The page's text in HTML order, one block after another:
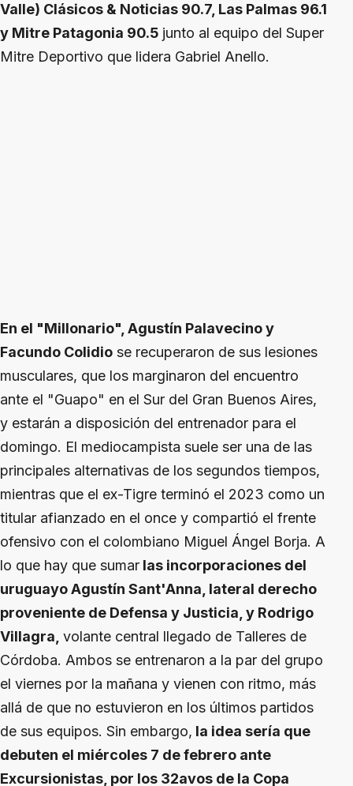
Valle) Clásicos & Noticias 90.7, Las Palmas 96.1
y Mitre Patagonia 90.5 junto al equipo del Super
Mitre Deportivo que lidera Gabriel Anello.
En el "Millonario", Agustín Palavecino y
Facundo Colidio se recuperaron de sus lesiones
musculares, que los marginaron del encuentro
ante el "Guapo" en el Sur del Gran Buenos Aires,
y estarán a disposición del entrenador para el
domingo. El mediocampista suele ser una de las
principales alternativas de los segundos tiempos,
mientras que el ex-Tigre terminó el 2023 como un
titular afianzado en el once y compartió el frente
ofensivo con el colombiano Miguel Ángel Borja. A
lo que hay que sumar las incorporaciones del
uruguayo Agustín Sant'Anna, lateral derecho
proveniente de Defensa y Justicia, y Rodrigo
Villagra, volante central llegado de Talleres de
Córdoba. Ambos se entrenaron a la par del grupo
el viernes por la mañana y vienen con ritmo, más
allá de que no estuvieron en los últimos partidos
de sus equipos. Sin embargo, la idea sería que
debuten el miércoles 7 de febrero ante
Excursionistas, por los 32avos de la Copa